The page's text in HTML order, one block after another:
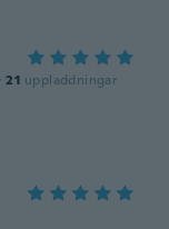
· 21 uppladdningar